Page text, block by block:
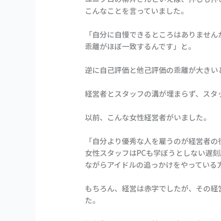
こんなことを言っていました。
「自分に自慢できるところはありませ
乖離がほぼ一致するんです」と。
逆に自己評価と他己評価の乖離が大き
経営者とスタッフの溝が埋まらず、ス
以前、こんな女性経営者がいました。
「自分より優秀な人を雇うのが経営者
女性スタッフはPCも学ぼうとしない遅
ながらアイドルの追っかけをやってい
もちろん、経営は赤字でしたが、その
た。